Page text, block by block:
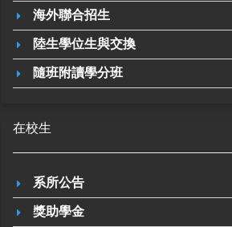
海外聯合招生
陸生學位生與交換
隨班附讀學分班
在校生
系所公告
獎助學金